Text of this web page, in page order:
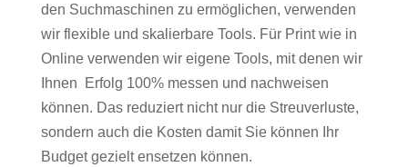
den Suchmaschinen zu ermöglichen, verwenden
wir flexible und skalierbare Tools. Für Print wie in
Online verwenden wir eigene Tools, mit denen wir
Ihnen Erfolg 100% messen und nachweisen
können. Das reduziert nicht nur die Streuverluste,
sondern auch die Kosten damit Sie können Ihr
Budget gezielt ensetzen können.